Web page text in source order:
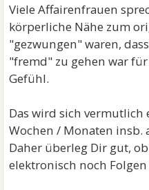
Viele Affairenfrauen
körperliche Nähe zum
"gezwungen" waren,
"fremd" zu gehen war
Gefühl.
Das wird sich vermutlich
Wochen / Monaten insb.
Daher überleg Dir gut,
elektronisch noch